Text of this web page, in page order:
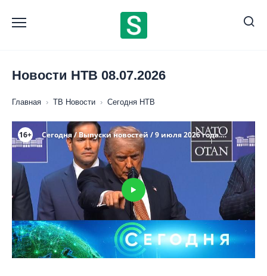
содержанию
Новости НТВ 08.07.2026
Главная › ТВ Новости › Сегодня НТВ